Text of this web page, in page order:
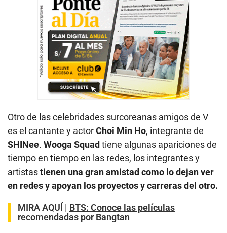
Otro de las celebridades surcoreanas amigos de V
es el cantante y actorChoi Min Ho, integrante de
SHINee. Wooga Squadtiene algunas apariciones de
tiempo en tiempo en las redes, los integrantes y
artistastienen una gran amistad como lo dejan ver
en redes y apoyan los proyectos y carreras del otro.
MIRA AQUÍ | BTS: Conoce las películas
recomendadas por Bangtan